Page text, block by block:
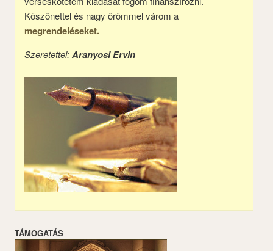
Köszönettel és nagy örömmel várom a
megrendeléseket.
Szeretettel:Aranyosi Ervin
TÁMOGATÁS